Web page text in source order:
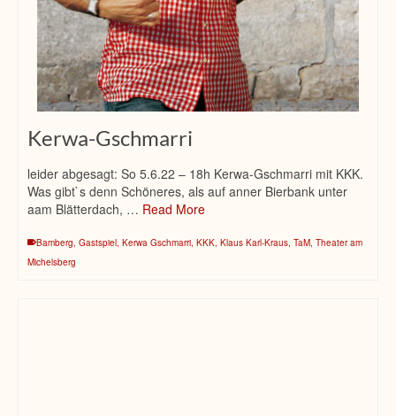
Kerwa-Gschmarri
leider abgesagt: So 5.6.22 – 18h Kerwa-Gschmarri mit KKK.
Was gibt`s denn Schöneres, als auf anner Bierbank unter
aam Blätterdach, … Read More
Bamberg, Gastspiel, Kerwa Gschmarri, KKK, Klaus Karl-Kraus, TaM, Theater am
Michelsberg